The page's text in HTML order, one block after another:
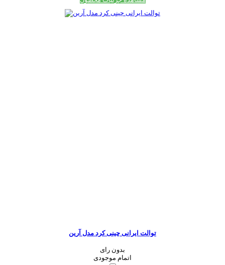
توالت ایرانی چینی کرد مدل آرین
بدون رای
اتمام موجودی